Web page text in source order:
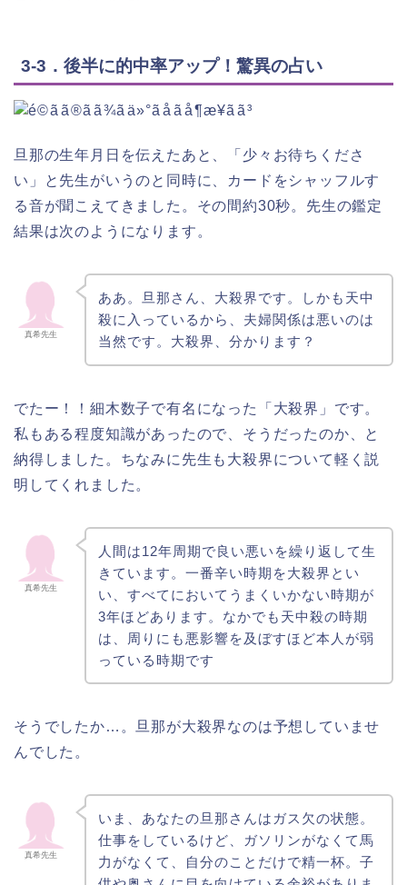
3-3．後半に的中率アップ！驚異の占い
旦那の生年月日を伝えたあと、「少々お待ちくださ
い」と先生がいうのと同時に、カードをシャッフルす
る音が聞こえてきました。その間約30秒。先生の鑑定
結果は次のようになります。
真希先生
ああ。旦那さん、大殺界です。しかも天中
殺に入っているから、夫婦関係は悪いのは
当然です。大殺界、分かります？
でたー！！細木数子で有名になった「大殺界」です。
私もある程度知識があったので、そうだったのか、と
納得しました。ちなみに先生も大殺界について軽く説
明してくれました。
真希先生
人間は12年周期で良い悪いを繰り返して生
きています。一番辛い時期を大殺界とい
い、すべてにおいてうまくいかない時期が
3年ほどあります。なかでも天中殺の時期
は、周りにも悪影響を及ぼすほど本人が弱
っている時期です
そうでしたか…。旦那が大殺界なのは予想していませ
んでした。
真希先生
いま、あなたの旦那さんはガス欠の状態。
仕事をしているけど、ガソリンがなくて馬
力がなくて、自分のことだけで精一杯。子